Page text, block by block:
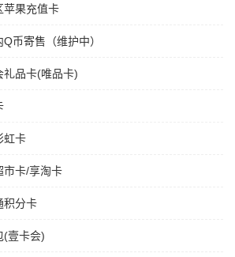
苹果充值卡
币寄售（维护中）
礼品卡(唯品卡)
虹卡
市卡/享淘卡
积分卡
(壹卡会)